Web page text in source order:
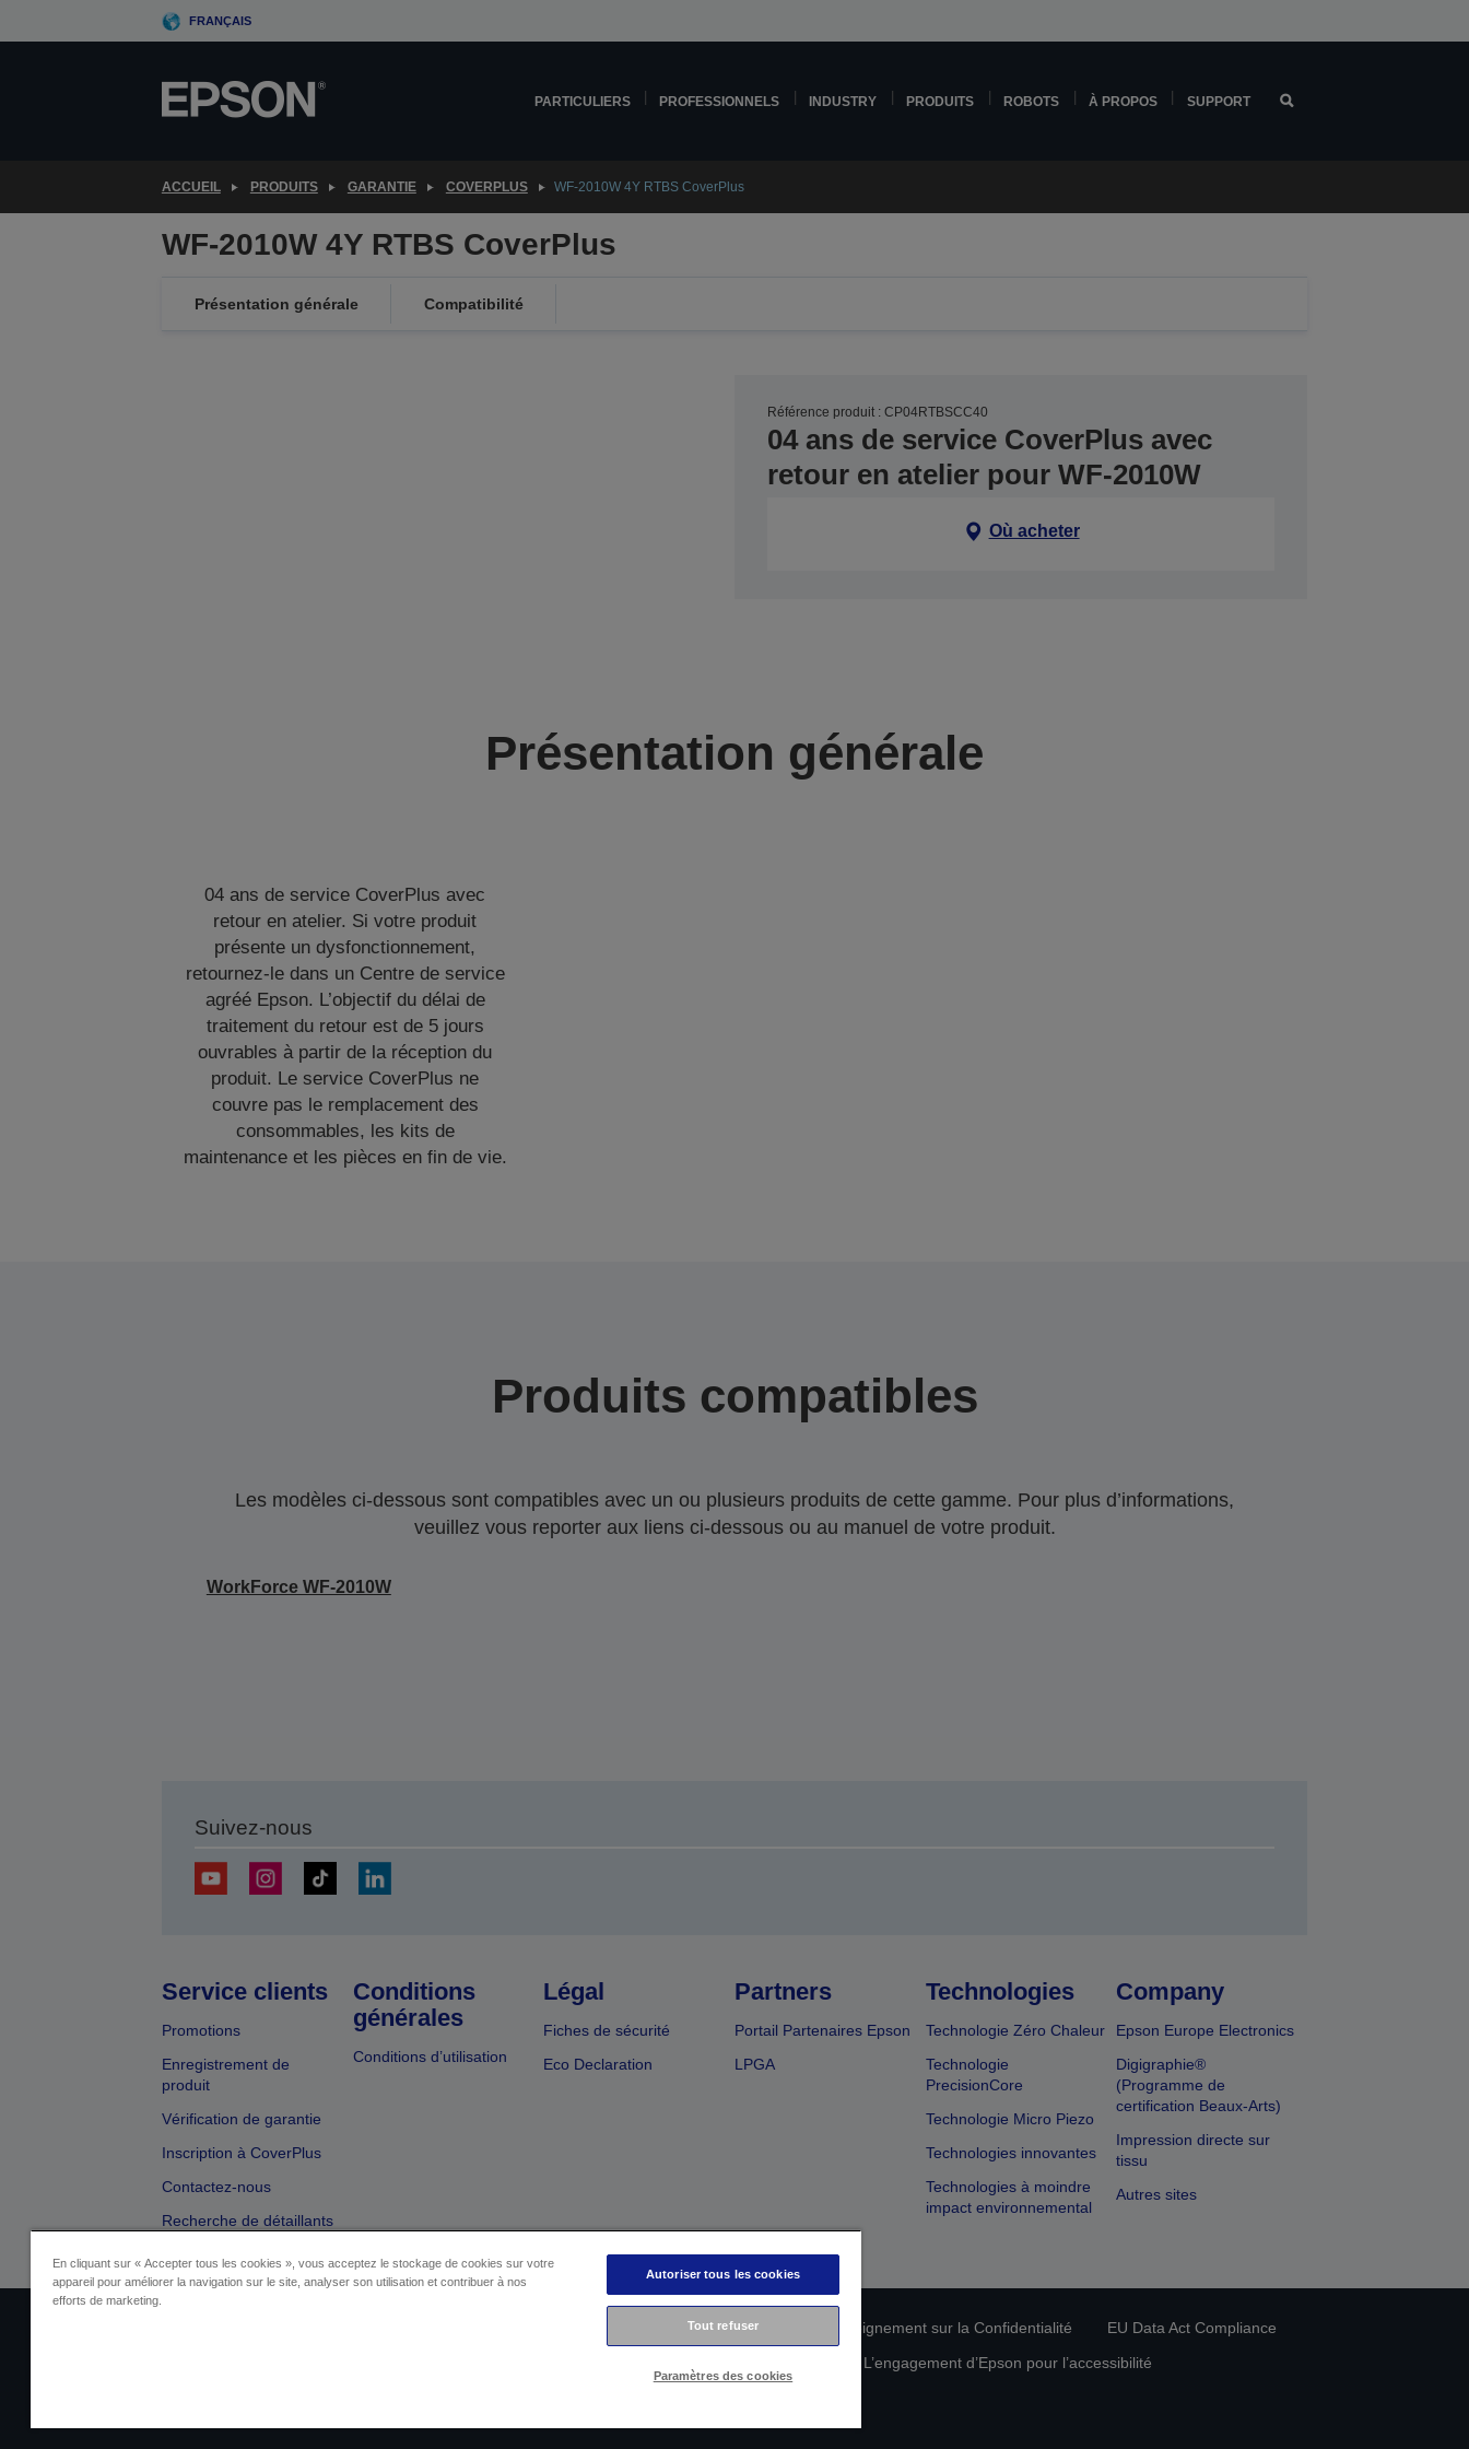
to
FRANÇAIS
PARTICULIERS PROFESSIONNELS INDUSTRY PRODUITS ROBOTS À PROPOS SUPPORT
ACCUEIL PRODUITS GARANTIE COVERPLUS WF-2010W 4Y RTBS CoverPlus
WF-2010W 4Y RTBS CoverPlus
Présentation générale Compatibilité
Référence produit : CP04RTBSCC40
04 ans de service CoverPlus avec
retour en atelier pour WF-2010W
Où acheter
Présentation générale
04 ans de service CoverPlus avec
retour en atelier. Si votre produit
présente un dysfonctionnement,
retournez-le dans un Centre de service
agréé Epson. L’objectif du délai de
traitement du retour est de 5 jours
ouvrables à partir de la réception du
produit. Le service CoverPlus ne
couvre pas le remplacement des
consommables, les kits de
maintenance et les pièces en fin de vie.
Produits compatibles
Les modèles ci-dessous sont compatibles avec un ou plusieurs produits de cette gamme. Pour plus d’informations,
veuillez vous reporter aux liens ci-dessous ou au manuel de votre produit.
WorkForce WF-2010W
Suivez-nous
Service clients
Promotions
Enregistrement de
produit
Vérification de garantie
Inscription à CoverPlus
Contactez-nous
Recherche de détaillants
Conditions
générales
Conditions d’utilisation
Légal
Fiches de sécurité
Eco Declaration
Partners
Portail Partenaires Epson
LPGA
Technologies
Technologie Zéro Chaleur
Technologie
PrecisionCore
Technologie Micro Piezo
Technologies innovantes
Technologies à moindre
impact environnemental
Company
Epson Europe Electronics
Digigraphie®
(Programme de
certification Beaux-Arts)
Impression directe sur
tissu
Autres sites
Déclaration de Renseignement sur la Confidentialité
EU Data Act Compliance
L’engagement d’Epson pour l’accessibilité
En cliquant sur « Accepter tous les cookies », vous acceptez le stockage de cookies sur votre
appareil pour améliorer la navigation sur le site, analyser son utilisation et contribuer à nos
efforts de marketing.
Autoriser tous les cookies
Tout refuser
Paramètres des cookies